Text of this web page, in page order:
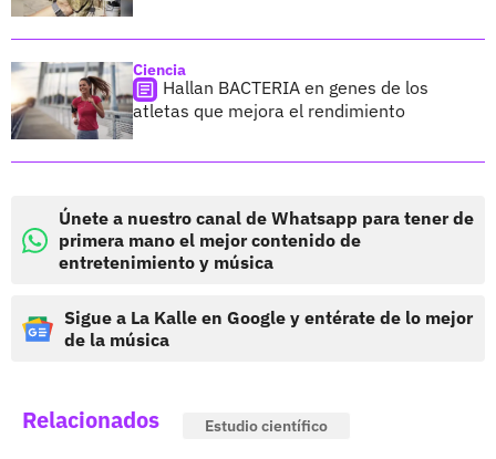
Ciencia
Hallan BACTERIA en genes de los
atletas que mejora el rendimiento
Únete a nuestro canal de Whatsapp para tener de
primera mano el mejor contenido de
entretenimiento y música
Sigue a La Kalle en Google y entérate de lo mejor
de la música
Relacionados Estudio científico